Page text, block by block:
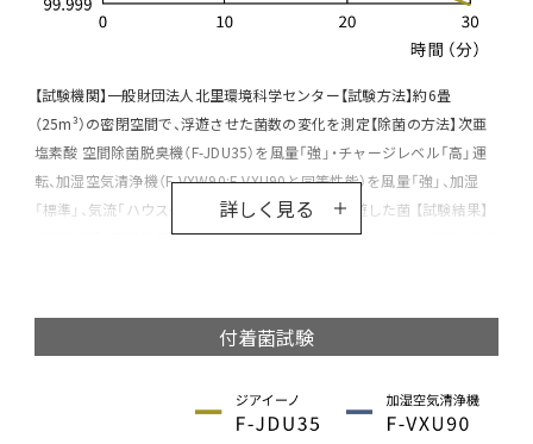
【試験機関】一般財団法人北里環境科学センター【試験方法】約6畳
（25m³）の密閉空間で、浮遊させた菌数の変化を測定【除菌の方法】次亜
塩素酸 空間除菌脱臭機（F-JDU35）を風量「強」・チャージレベル「高」運
転、加湿空気清浄機（F-VXW90:F-VXU90と同等性能）を風量「強」、加湿
「標準」、気流「ハウスダスト」運転で実施【対象】浮遊した菌 【試験結果】
次亜塩素酸 空間除菌脱臭機（F-JDU35）は約20分で99.9％以上抑制（北生
詳しく見る
付着菌試験